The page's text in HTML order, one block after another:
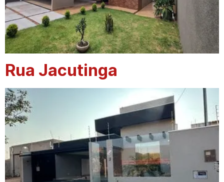
Rua Jacutinga